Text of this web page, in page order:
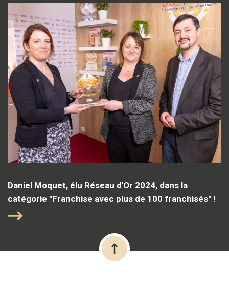
Daniel Moquet, élu Réseau d'Or 2024, dans la
catégorie "Franchise avec plus de 100 franchisés" !